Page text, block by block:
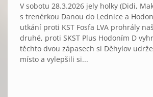
V sobotu 28.3.2026 jely holky (Didi,
s trenérkou Danou do Lednice a
utkání proti KST Fosfa LVA prohrály
druhé, proti SKST Plus Hodoním D
těchto dvou zápasech si Děhylov
místo a vylepšili si...